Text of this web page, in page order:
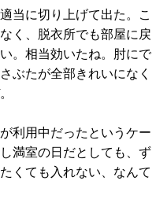
当に切り上げて出た。こ
く、脱衣所でも部屋に戻
。相当効いたね。肘にで
ぶたが全部きれいになく
利用中だったというケー
満室の日だとしても、ず
くても入れない、なんて